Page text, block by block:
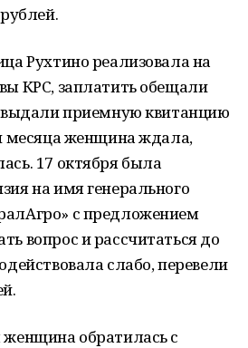
Рухтино реализовала на
КРС, заплатить обещали
выдали приемную квитанцию
месяца женщина ждала,
17 октября была
на имя генерального
с предложением
вопрос и рассчитаться до
слабо, перевели
обратилась с